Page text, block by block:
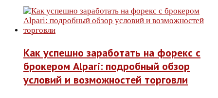
Как успешно заработать на форекс с
брокером Alpari: подробный обзор
условий и возможностей торговли